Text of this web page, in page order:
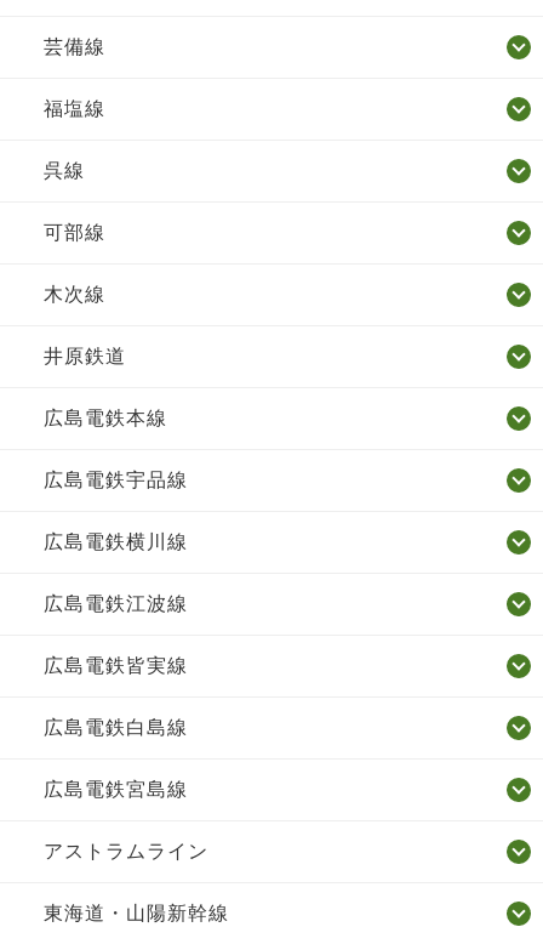
芸備線
福塩線
呉線
可部線
木次線
井原鉄道
広島電鉄本線
広島電鉄宇品線
広島電鉄横川線
広島電鉄江波線
広島電鉄皆実線
広島電鉄白島線
広島電鉄宮島線
アストラムライン
東海道・山陽新幹線